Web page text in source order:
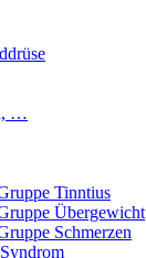
…
Tinntius
Übergewicht
Schmerzen